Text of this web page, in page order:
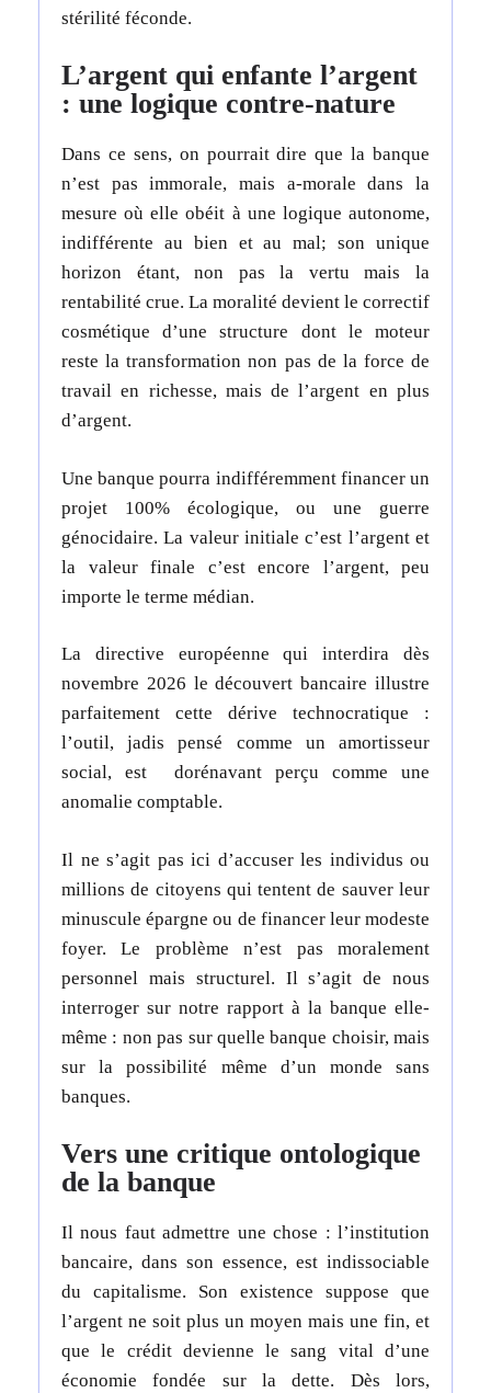
stérilité féconde.
L’argent qui enfante l’argent
: une logique contre-nature
Dans ce sens, on pourrait dire que la banque
n’est pas immorale, mais a-morale dans la
mesure où elle obéit à une logique autonome,
indifférente au bien et au mal; son unique
horizon étant, non pas la vertu mais la
rentabilité crue. La moralité devient le correctif
cosmétique d’une structure dont le moteur
reste la transformation non pas de la force de
travail en richesse, mais de l’argent en plus
d’argent.
Une banque pourra indifféremment financer un
projet 100% écologique, ou une guerre
génocidaire. La valeur initiale c’est l’argent et
la valeur finale c’est encore l’argent, peu
importe le terme médian.
La directive européenne qui interdira dès
novembre 2026 le découvert bancaire illustre
parfaitement cette dérive technocratique :
l’outil, jadis pensé comme un amortisseur
social, est dorénavant perçu comme une
anomalie comptable.
Il ne s’agit pas ici d’accuser les individus ou
millions de citoyens qui tentent de sauver leur
minuscule épargne ou de financer leur modeste
foyer. Le problème n’est pas moralement
personnel mais structurel. Il s’agit de nous
interroger sur notre rapport à la banque elle-
même : non pas sur quelle banque choisir, mais
sur la possibilité même d’un monde sans
banques.
Vers une critique ontologique
de la banque
Il nous faut admettre une chose : l’institution
bancaire, dans son essence, est indissociable
du capitalisme. Son existence suppose que
l’argent ne soit plus un moyen mais une fin, et
que le crédit devienne le sang vital d’une
économie fondée sur la dette. Dès lors,